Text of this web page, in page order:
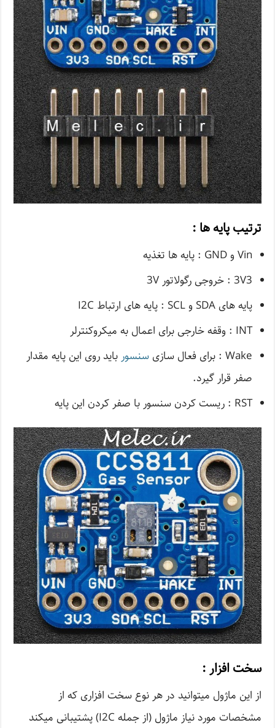
ترتیب پایه ها :
Vin و GND : پایه ها تغذیه
3V3 : خروجی رگولاتور 3V
پایه های SDA و SCL : پایه های ارتباط I2C
INT : وقفه خارجی برای اعمال به میکروکنترلر
Wake : برای فعال سازی
سنسورباید روی این پایه مقدار
صفر قرار گیرد.
RST : ریست کردن سنسور با صفر کردن این پایه
سخت افزار :
از این ماژول میتوانید در هر نوع سخت افزاری که از
مشخصات مورد نیاز ماژول (از جمله I2C) پشتیبانی میکند